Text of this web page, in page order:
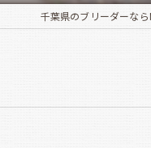
千葉県のブリーダーな